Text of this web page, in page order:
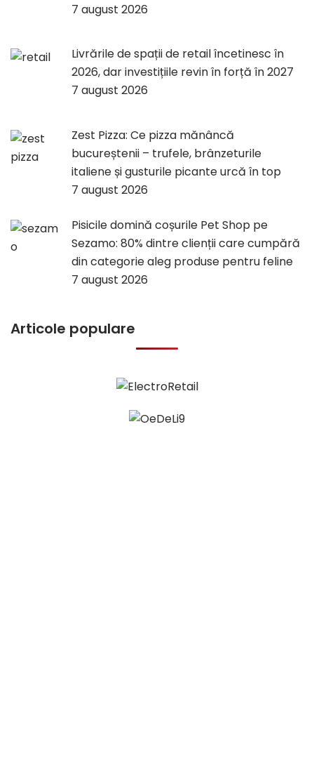
7 august 2026
Livrările de spații de retail încetinesc în
2026, dar investițiile revin în forță în 2027
7 august 2026
Zest Pizza: Ce pizza mănâncă
bucureștenii – trufele, brânzeturile
italiene și gusturile picante urcă în top
7 august 2026
Pisicile domină coșurile Pet Shop pe
Sezamo: 80% dintre clienții care cumpără
din categorie aleg produse pentru feline
7 august 2026
Articole populare